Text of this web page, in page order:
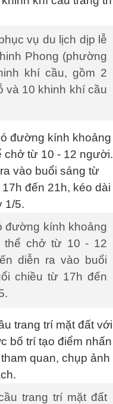
vụ du lịch dịp lễ
Phong (phường
khí cầu, gồm 2
và 10 khinh khí cầu
đường kính khoảng
thể chở từ 10 - 12
diễn ra vào buổi
chiều từ 17h đến
trang trí mặt đất